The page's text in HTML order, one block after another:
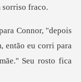
então eu corri para